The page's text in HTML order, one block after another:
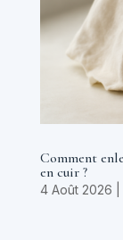
Comment
en cuir ?
4 Août 2026